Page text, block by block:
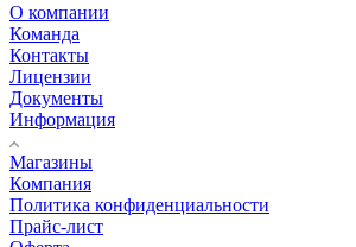
О компании
Команда
Контакты
Лицензии
Документы
Информация
Магазины
Компания
Политика конфиденциальности
Прайс-лист